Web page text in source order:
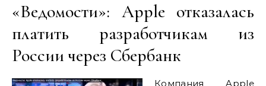
«Ведомости»: Apple отказалась
платить разработчикам из
России через Сбербанк
Компания Apple